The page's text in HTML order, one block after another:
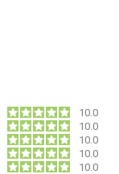
10.0
10.0
10.0
10.0
10.0